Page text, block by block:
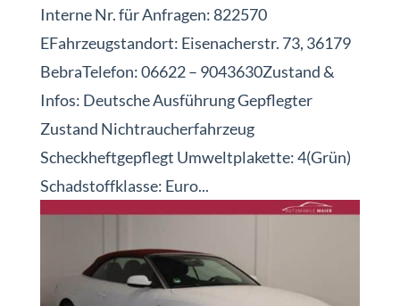
Interne Nr. für Anfragen: 822570
EFahrzeugstandort: Eisenacherstr. 73, 36179
BebraTelefon: 06622 – 9043630Zustand &
Infos: Deutsche Ausführung Gepflegter
Zustand Nichtraucherfahrzeug
Scheckheftgepflegt Umweltplakette: 4(Grün)
Schadstoffklasse: Euro...